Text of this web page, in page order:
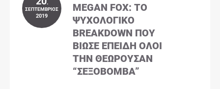
.
ΣΕΠΤΈΜΒΡΙΟΣ
2019
MEGAN FOX: ΤΟ
ΨΥΧΟΛΟΓΙΚΌ
BREAKDOWN ΠΟΥ
ΒΊΩΣΕ ΕΠΕΙΔΉ ΌΛΟΙ
ΤΗΝ ΘΕΩΡΟΎΣΑΝ
“ΣΕΞΟΒΌΜΒΑ”